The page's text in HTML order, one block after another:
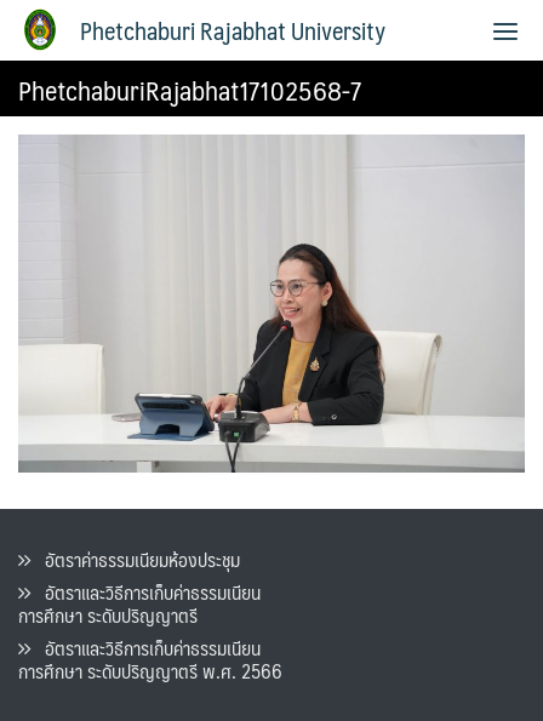
Phetchaburi Rajabhat University
PhetchaburiRajabhat17102568-7
อัตราค่าธรรมเนียมห้องประชุม
อัตราและวิธีการเก็บค่าธรรมเนียน
การศึกษา ระดับปริญญาตรี
อัตราและวิธีการเก็บค่าธรรมเนียน
การศึกษา ระดับปริญญาตรี พ.ศ. 2566